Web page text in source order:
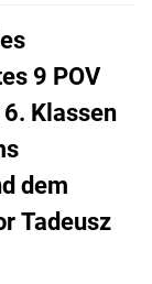
9 POV
Klassen
dem
Tadeusz